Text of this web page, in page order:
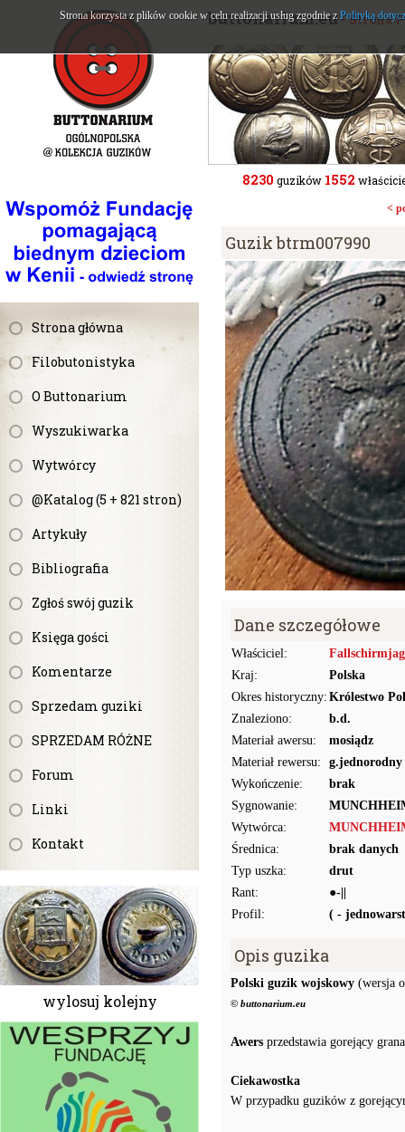
Strona główna
Filobutonistyka
O Buttonarium
Wyszukiwarka
Wytwórcy
@Katalog (5 + 821 stron)
Artykuły
Bibliografia
Zgłoś swój guzik
Księga gości
Komentarze
Sprzedam guziki
SPRZEDAM RÓŻNE
Forum
Linki
Kontakt
wylosuj kolejny
buttonarium.eu- Strona
8230 guzików 1552
<
Guzik btrm007990
Dane szczegółowe
Właściciel:
Kraj:
Polska
Okres historyczny: Królestwo
Znaleziono:
b.d.
Materiał awersu:
mosiądz
Materiał rewersu:
g.jednorodny
Wykończenie:
brak
Sygnowanie:
Wytwórca:
Średnica:
brak danych
Typ uszka:
drut
Rant:
●-||
Profil:
( -
Opis guzika
Polski guzik wojskowy (wersja
© buttonarium.eu
Awers przedstawia gorejący
Ciekawostka
W przypadku guzików z
Strona korzysta z plików cookie w celu realizacji usług zgodnie z Polityką